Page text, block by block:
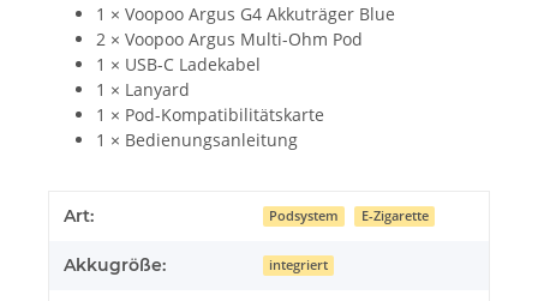
1 × Voopoo Argus G4 Akkuträger Blue
2 × Voopoo Argus Multi-Ohm Pod
1 × USB-C Ladekabel
1 × Lanyard
1 × Pod-Kompatibilitätskarte
1 × Bedienungsanleitung
Art: Podsystem E-Zigarette
Akkugröße: integriert